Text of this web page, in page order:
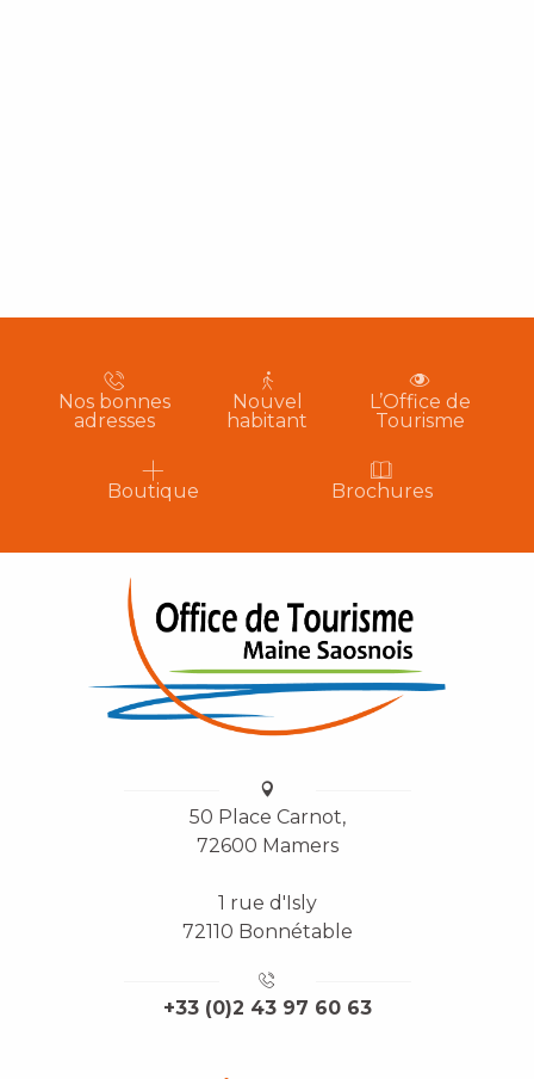
Nos bonnes
adresses
Nouvel
habitant
L’Office de
Tourisme
Boutique Brochures
50 Place Carnot,
72600 Mamers
1 rue d'Isly
72110 Bonnétable
+33 (0)2 43 97 60 63